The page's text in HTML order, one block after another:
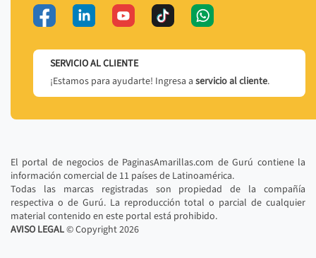
SERVICIO AL CLIENTE
¡Estamos para ayudarte! Ingresa a servicio al cliente.
El portal de negocios de PaginasAmarillas.com de Gurú contiene la
información comercial de 11 países de Latinoamérica.
Todas las marcas registradas son propiedad de la compañía
respectiva o de Gurú. La reproducción total o parcial de cualquier
material contenido en este portal está prohibido.
AVISO LEGAL© Copyright2026